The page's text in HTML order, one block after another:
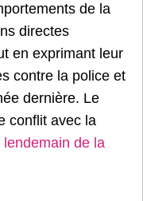
de la
directes
en exprimant leur
contre la police et
dernière. Le
conflit avec la
de la